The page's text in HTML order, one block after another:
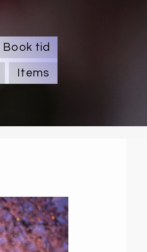
Book tid
Items